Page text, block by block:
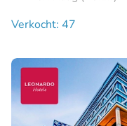
Verkocht: 47